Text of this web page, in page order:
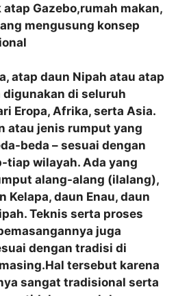
Gazebo,rumah makan,
mengusung konsep
atap daun Nipah atau atap
di seluruh
Eropa, Afrika, serta Asia.
atau jenis rumput yang
beda – sesuai dengan
tiap wilayah. Ada yang
alang-alang (ilalang),
Kelapa, daun Enau, daun
Teknis serta proses
juga
dengan tradisi di
tersebut karena
sangat tradisional serta